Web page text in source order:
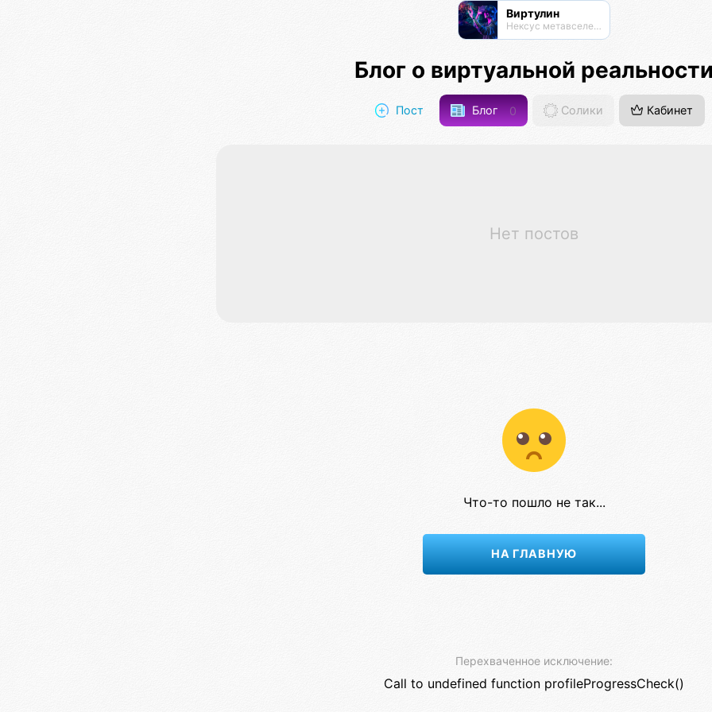
Виртулин
Нексус метавселенных
Блог о виртуальной
Пост Блог 0 Солики Кабинет
Нет постов
Что-то пошло не так...
НА ГЛАВНУЮ
Перехваченное исключение:
Call to undefined function profileProgressCheck()